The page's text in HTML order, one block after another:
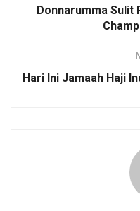
Donnarumma Sulit
Hari Ini Jamaah Haji